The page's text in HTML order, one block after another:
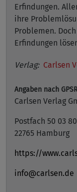
Erfindungen.
ihre
Problemen.
Erfindungen
Verlag: Carlsen
Angaben nach GPSR
Carlsen Verlag
Postfach 50 03 80
22765 Hamburg
https://
info@carlsen.de